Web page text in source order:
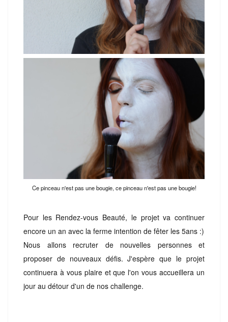
Ce pinceau n'est pas une bougie, ce pinceau n'est pas une bougie!
Pour les Rendez-vous Beauté, le projet va continuer
encore un an avec la ferme intention de fêter les 5ans :)
Nous allons recruter de nouvelles personnes et
proposer de nouveaux défis. J'espère que le projet
continuera à vous plaire et que l'on vous accueillera un
jour au détour d'un de nos challenge.